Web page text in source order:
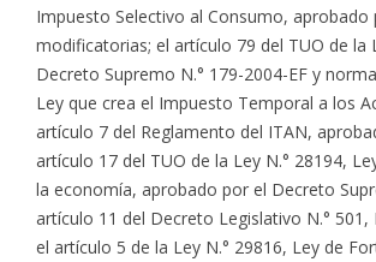
Impuesto Selectivo al Consumo,
modificatorias; el artículo 79 del TUO de
Decreto Supremo N.° 179-2004-EF y
Ley que crea el Impuesto Temporal a los
artículo 7 del Reglamento del ITAN,
artículo 17 del TUO de la Ley N.° 28194,
la economía, aprobado por el Decreto
artículo 11 del Decreto Legislativo N.°
el artículo 5 de la Ley N.° 29816, Ley de